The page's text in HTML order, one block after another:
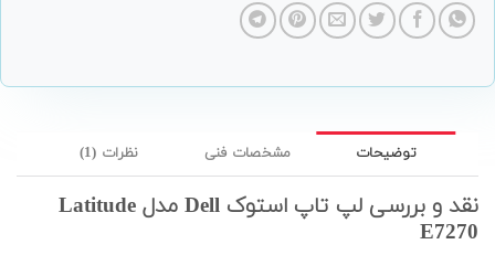
توضیحات مشخصات فنی نظرات (1)
نقد و بررسی لپ تاپ استوک Dell مدل Latitude
E7270